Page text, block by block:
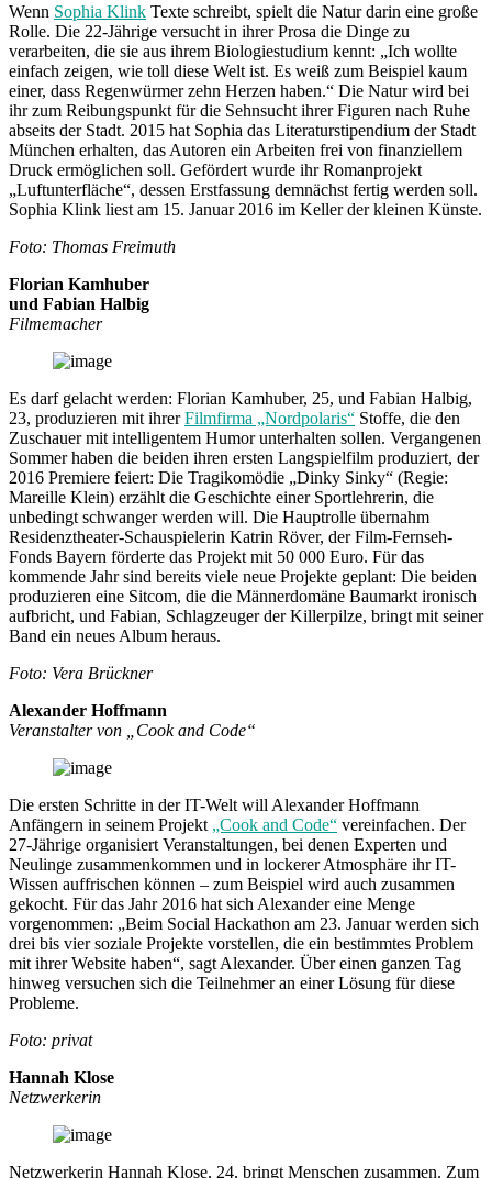
Wenn Sophia Klink Texte schreibt, spielt die Natur darin eine große
Rolle. Die 22-Jährige versucht in ihrer Prosa die Dinge zu
verarbeiten, die sie aus ihrem Biologiestudium kennt: „Ich wollte
einfach zeigen, wie toll diese Welt ist. Es weiß zum Beispiel kaum
einer, dass Regenwürmer zehn Herzen haben.“ Die Natur wird bei
ihr zum Reibungspunkt für die Sehnsucht ihrer Figuren nach Ruhe
abseits der Stadt. 2015 hat Sophia das Literaturstipendium der Stadt
München erhalten, das Autoren ein Arbeiten frei von finanziellem
Druck ermöglichen soll. Gefördert wurde ihr Romanprojekt
„Luftunterfläche“, dessen Erstfassung demnächst fertig werden soll.
Sophia Klink liest am 15. Januar 2016 im Keller der kleinen Künste.
Foto: Thomas Freimuth
Florian Kamhuber
und Fabian Halbig
Filmemacher
Es darf gelacht werden: Florian Kamhuber, 25, und Fabian Halbig,
23, produzieren mit ihrerFilmfirma „Nordpolaris“ Stoffe, die den
Zuschauer mit intelligentem Humor unterhalten sollen. Vergangenen
Sommer haben die beiden ihren ersten Langspielfilm produziert, der
2016 Premiere feiert: Die Tragikomödie „Dinky Sinky“ (Regie:
Mareille Klein) erzählt die Geschichte einer Sportlehrerin, die
unbedingt schwanger werden will. Die Hauptrolle übernahm
Residenztheater-Schauspielerin Katrin Röver, der Film-Fernseh-
Fonds Bayern förderte das Projekt mit 50 000 Euro. Für das
kommende Jahr sind bereits viele neue Projekte geplant: Die beiden
produzieren eine Sitcom, die die Männerdomäne Baumarkt ironisch
aufbricht, und Fabian, Schlagzeuger der Killerpilze, bringt mit seiner
Band ein neues Album heraus.
Foto: Vera Brückner
Alexander Hoffmann
Veranstalter von „Cook and Code“
Die ersten Schritte in der IT-Welt will Alexander Hoffmann
Anfängern in seinem Projekt „Cook and Code“ vereinfachen. Der
27-Jährige organisiert Veranstaltungen, bei denen Experten und
Neulinge zusammenkommen und in lockerer Atmosphäre ihr IT-
Wissen auffrischen können – zum Beispiel wird auch zusammen
gekocht. Für das Jahr 2016 hat sich Alexander eine Menge
vorgenommen: „Beim Social Hackathon am 23. Januar werden sich
drei bis vier soziale Projekte vorstellen, die ein bestimmtes Problem
mit ihrer Website haben“, sagt Alexander. Über einen ganzen Tag
hinweg versuchen sich die Teilnehmer an einer Lösung für diese
Probleme.
Foto: privat
Hannah Klose
Netzwerkerin
Netzwerkerin Hannah Klose, 24, bringt Menschen zusammen. Zum